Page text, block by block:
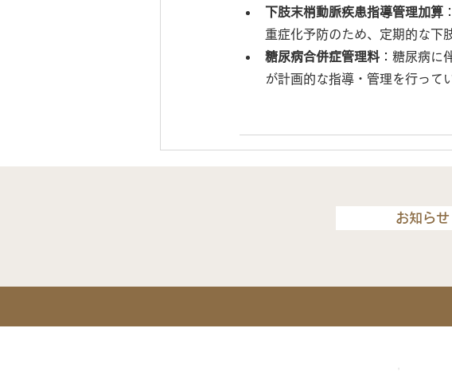
下肢末梢動脈疾患指導管理加算
重症化予防のため、定期的な下
糖尿病合併症管理料 ：糖尿病に
が計画的な指導・管理を行って
お知ら